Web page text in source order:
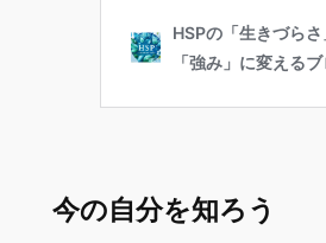
今の自分を知ろう